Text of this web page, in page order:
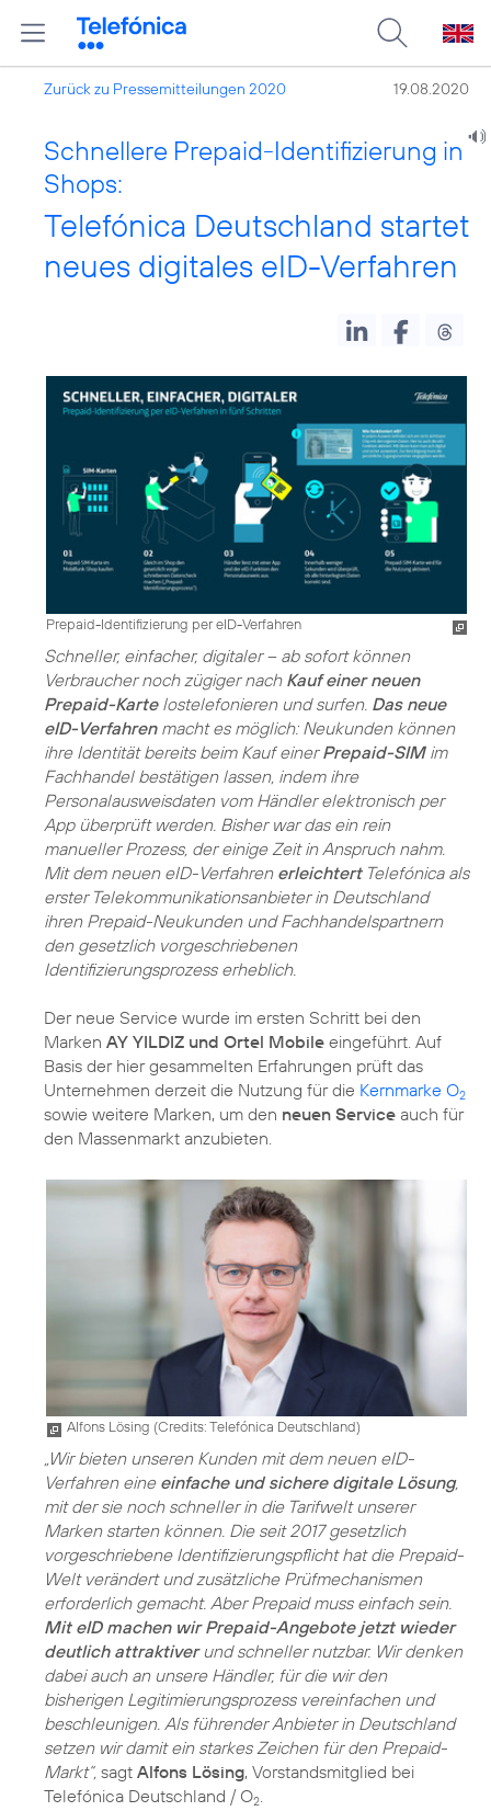
Zurück zu Pressemitteilungen 2020 19.08.2020
Schnellere Prepaid-Identifizierung in
Shops:
Telefónica Deutschland startet
neues digitales eID-Verfahren
Prepaid-Identifizierung per eID-Verfahren
Schneller, einfacher, digitaler – ab sofort können
Verbraucher noch zügiger nach Kauf einer neuen
Prepaid-Kartelostelefonieren und surfen. Das neue
eID-Verfahrenmacht es möglich: Neukunden können
ihre Identität bereits beim Kauf einerPrepaid-SIMim
Fachhandel bestätigen lassen, indem ihre
Personalausweisdaten vom Händler elektronisch per
App überprüft werden. Bisher war das ein rein
manueller Prozess, der einige Zeit in Anspruch nahm.
Mit dem neuen eID-Verfahren erleichtertTelefónica als
erster Telekommunikationsanbieter in Deutschland
ihren Prepaid-Neukunden und Fachhandelspartnern
den gesetzlich vorgeschriebenen
Identifizierungsprozess erheblich.
Der neue Service wurde im ersten Schritt bei den
Marken AY YILDIZ und Ortel Mobile eingeführt. Auf
Basis der hier gesammelten Erfahrungen prüft das
Unternehmen derzeit die Nutzung für die Kernmarke O2
sowie weitere Marken, um den neuen Service auch für
den Massenmarkt anzubieten.
Alfons Lösing (Credits: Telefónica Deutschland)
„Wir bieten unseren Kunden mit dem neuen eID-
Verfahren eine einfache und sichere digitale Lösung,
mit der sie noch schneller in die Tarifwelt unserer
Marken starten können. Die seit 2017 gesetzlich
vorgeschriebene Identifizierungspflicht hat die Prepaid-
Welt verändert und zusätzliche Prüfmechanismen
erforderlich gemacht. Aber Prepaid muss einfach sein.
Mit eID machen wir Prepaid-Angebote jetzt wieder
deutlich attraktiverund schneller nutzbar. Wir denken
dabei auch an unsere Händler, für die wir den
bisherigen Legitimierungsprozess vereinfachen und
beschleunigen. Als führender Anbieter in Deutschland
setzen wir damit ein starkes Zeichen für den Prepaid-
Markt“, sagt Alfons Lösing, Vorstandsmitglied bei
Telefónica Deutschland / O2.